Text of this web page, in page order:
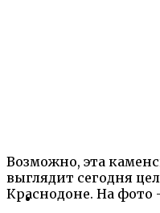
Возможно, эта
выглядит сегодня
Краснодоне. На фото